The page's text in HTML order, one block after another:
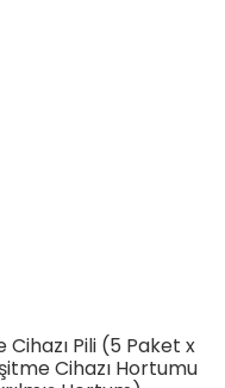
Pili (5 Paket x
Cihazı Hortumu